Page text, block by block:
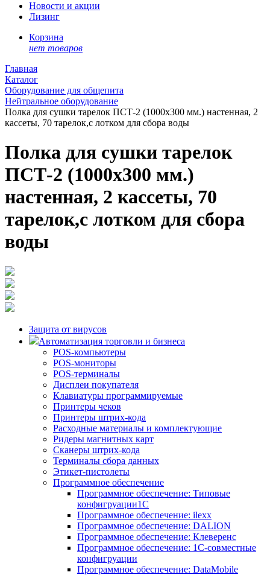
Новости и акции
Лизинг
Корзина
нет товаров
Главная
Каталог
Оборудование для общепита
Нейтральное оборудование
Полка для сушки тарелок ПСТ-2 (1000x300 мм.) настенная, 2
кассеты, 70 тарелок,с лотком для сбора воды
Полка для сушки тарелок
ПСТ-2 (1000x300 мм.)
настенная, 2 кассеты, 70
тарелок,с лотком для сбора
воды
Защита от вирусов
Автоматизация торговли и бизнеса
POS-компьютеры
POS-мониторы
POS-терминалы
Дисплеи покупателя
Клавиатуры программируемые
Принтеры чеков
Принтеры штрих-кода
Расходные материалы и комплектующие
Ридеры магнитных карт
Сканеры штрих-кода
Терминалы сбора данных
Этикет-пистолеты
Программное обеспечение
Программное обеспечение: Типовые
конфигруации1С
Программное обеспечение: ilexx
Программное обеспечение: DALION
Программное обеспечение: Клеверенс
Программное обеспечение: 1С-совместные
конфигруации
Программное обеспечение: DataMobile